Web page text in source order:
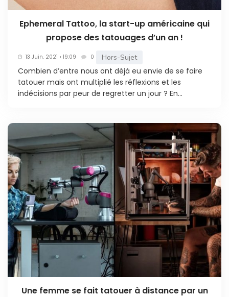
Ephemeral Tattoo, la start-up américaine qui
propose des tatouages d’un an !
13 Juin. 2021 • 19:09 0 Hors-Sujet
Combien d’entre nous ont déjà eu envie de se faire
tatouer mais ont multiplié les réflexions et les
indécisions par peur de regretter un jour ? En...
Une femme se fait tatouer à distance par un